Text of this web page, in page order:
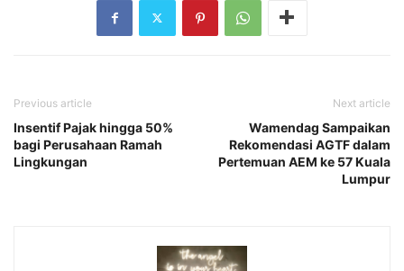
Previous article
Insentif Pajak hingga 50%
bagi Perusahaan Ramah
Lingkungan
Next article
Wamendag Sampaikan
Rekomendasi AGTF dalam
Pertemuan AEM ke 57 Kuala
Lumpur